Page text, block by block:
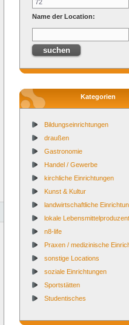
Name der Location:
Kategorien
Bildungseinrichtungen
draußen
Gastronomie
Handel / Gewerbe
kirchliche Einrichtungen
Kunst & Kultur
landwirtschaftliche
lokale
n8-life
Praxen / medizinische
sonstige Locations
soziale Einrichtungen
Sportstätten
Studentisches